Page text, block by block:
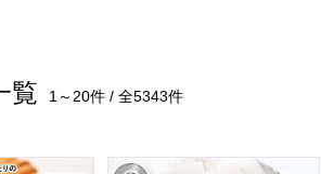
覧 1～20件 / 全5343件